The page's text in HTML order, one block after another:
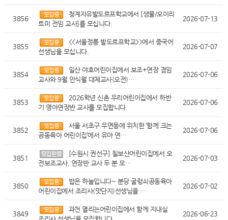
3856
청계자유발도르프학교에서 [생물/오이리
트미 전임 교사]를 모십니다.
2026-07-13
3855
<<서울정릉 발도르프학교>>에서 중국어
선생님을 모십니다.
2026-07-07
3854
일산 야호어린이집에서 보조+연장 겸임
교사와 9월 안식월 대체교사(오전)…
2026-07-06
3853
2026학년 신촌 우리어린이집에서 하반
기 영아연장반 교사를 모집합니다.
2026-07-06
3852
서울 서초구 우면동에 위치한 ‘함께 크는
공동육아 어린이집’에서 유아 연…
2026-07-06
3851
[수원시 권선구] 칠보산어린이집에서 오
전보조교사, 연장반 교사 두 분 모…
2026-07-03
3850
밥은 하늘입니다~ 분당 굴렁쇠공동육아
어린이집에서 조리사(맛단지)선생님을 …
2026-07-02
3849
과천 열리는어린이집에서 함께 지내실
2026-06-23